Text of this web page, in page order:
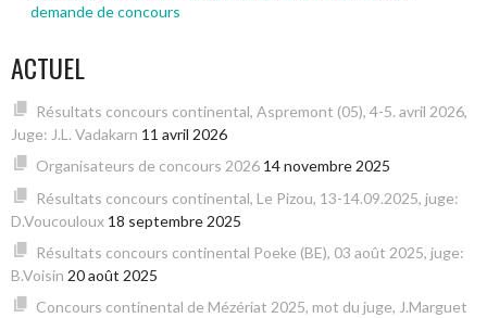
demande de concours
ACTUEL
Résultats concours continental, Aspremont (05), 4-5. avril 2026,
Juge: J.L. Vadakarn 11 avril 2026
Organisateurs de concours 2026 14 novembre 2025
Résultats concours continental, Le Pizou, 13-14.09.2025, juge:
D.Voucouloux 18 septembre 2025
Résultats concours continental Poeke (BE), 03 août 2025, juge:
B.Voisin 20 août 2025
Concours continental de Mézériat 2025, mot du juge, J.Marguet